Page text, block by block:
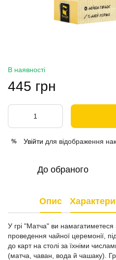
В наявності
445 грн
% Увійти для відображення
До обраного
Опис
У грі "Матча" ви намагатиметеся
проведення чайної церемонії,
до карт на столі за їхніми
(матча, чаван, вода й чашаку).